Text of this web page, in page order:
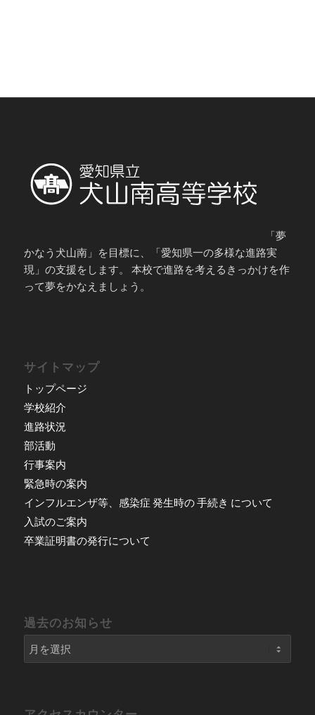
「夢
かなう犬山南」を目標に、「愛知県一の多様な進路実
現」の支援をします。 本校で進路を考えるきっかけを作
って夢をかなえましょう。
サイトマップ
トップページ
学校紹介
進路状況
部活動
行事案内
緊急時の案内
インフルエンザ等、感染症 発生時の 手続き について
入試のご案内
卒業証明書の発行について
過去のお知らせ